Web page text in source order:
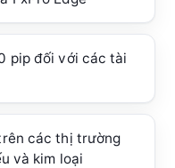
pip đối với các tài
các thị trường
và kim loại